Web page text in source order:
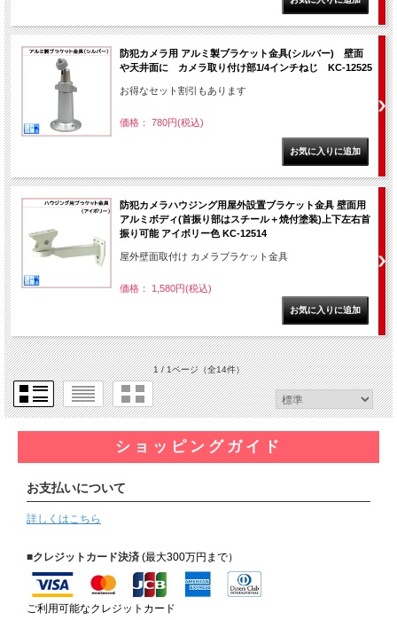
防犯カメラ用 アルミ製ブラケット金具(シルバー) 壁面
や天井面に カメラ取り付け部1/4インチねじ KC-12525
お得なセット割引もあります
価格： 780円(税込)
防犯カメラハウジング用屋外設置ブラケット金具 壁面用
アルミボディ(首振り部はスチール＋焼付塗装)上下左右首
振り可能 アイボリー色 KC-12514
屋外壁面取付け カメラブラケット金具
価格： 1,580円(税込)
1 / 1ページ（全14件）
ショッピングガイド
お支払いについて
詳しくはこちら
■クレジットカード決済 (最大300万円まで）
ご利用可能なクレジットカード